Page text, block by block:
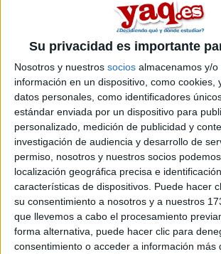
Su privacidad es importante
Nosotros y nuestros socios almacenamos y/o
información en un dispositivo, como cookies,
datos personales, como identificadores
estándar enviada por un dispositivo para
personalizado, medición de publicidad y
investigación de audiencia y desarrollo de
permiso, nosotros y nuestros socios
localización geográfica precisa e
características de dispositivos. Puede hacer
su consentimiento a nosotros y a nuestros
que llevemos a cabo el procesamiento
forma alternativa, puede hacer clic para
consentimiento o acceder a información más
doble grado, aparte de obtener la doble
ESERP, obtendrás dos títulos universitarios
Vic – Universitat Central de Catalunya (UVic-
tener la posibilidad de obtener el título
por Staffordshire University, del Reino Unido
adicional en esta universidad. Puede que tu
negocios internacionales o en el
agencia de publicidad o quizá seas Product
marca internacional, aunque también puede
Protocolo y Ceremonial en una Institución.
compromiso y ¡averígualo!
Haz click en el siguiente enlace para más
el plan de estudios y objetivos de esta
Grado en Negocios Internacionales +
y Relaciones Públicas
Tipo:
Grado Oficial